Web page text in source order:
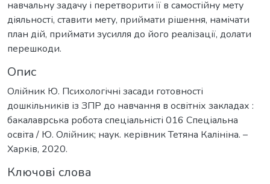
навчальну задачу і перетворити її в самостійну мету
діяльності, ставити мету, приймати рішення, намічати
план дій, приймати зусилля до його реалізації, долати
перешкоди.
Опис
Олійник Ю. Психологічні засади готовності
дошкільників із ЗПР до навчання в освітніх закладах :
бакалаврська робота спеціальністі 016 Спеціальна
освіта / Ю. Олійник; наук. керівник Тетяна Калініна. –
Харків, 2020.
Ключові слова